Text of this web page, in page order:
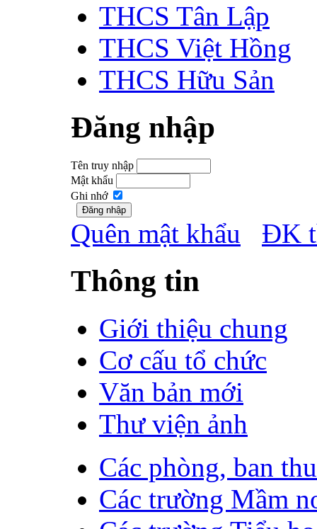
THCS Tân Lập
THCS Việt Hồng
THCS Hữu Sản
Đăng nhập
Tên truy nhập
Mật khẩu
Ghi nhớ
Quên mật khẩu ĐK
Thông tin
Giới thiệu chung
Cơ cấu tổ chức
Văn bản mới
Thư viện ảnh
Các phòng, ban
Các trường Mầm